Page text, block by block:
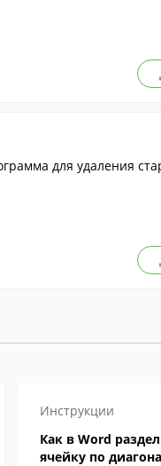
для удаления
Инструкции
Как в Word
ячейку по